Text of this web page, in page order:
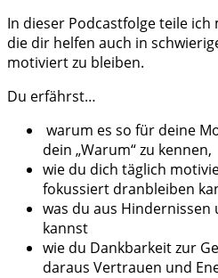
In dieser Podcastfolge teile ich
die dir helfen auch in
motiviert zu bleiben.
Du erfährst…
warum es so für deine
dein „Warum“ zu kennen,
wie du dich täglich
fokussiert dranbleiben
was du aus Hindernissen
kannst
wie du Dankbarkeit zur
daraus Vertrauen und